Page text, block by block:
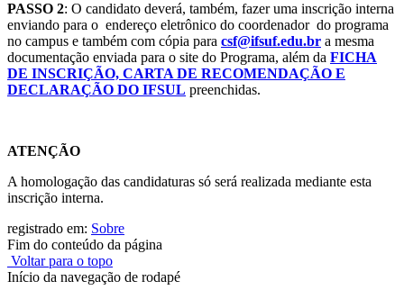
PASSO 2: O candidato deverá, também, fazer uma inscrição interna
enviando para o endereço eletrônico do coordenador do programa
no campus e também com cópia para csf@ifsuf.edu.br a mesma
documentação enviada para o site do Programa, além da FICHA
DE INSCRIÇÃO, CARTA DE RECOMENDAÇÃO E
DECLARAÇÃO DO IFSUL preenchidas.
ATENÇÃO
A homologação das candidaturas só será realizada mediante esta
inscrição interna.
registrado em: Sobre
Fim do conteúdo da página
Voltar para o topo
Início da navegação de rodapé